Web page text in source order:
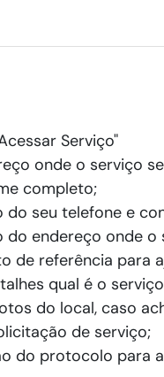
Serviço"
onde o serviço
completo;
do seu telefone e
do endereço onde o
de referência para
qual é o
do local, caso
de serviço;
do protocolo para